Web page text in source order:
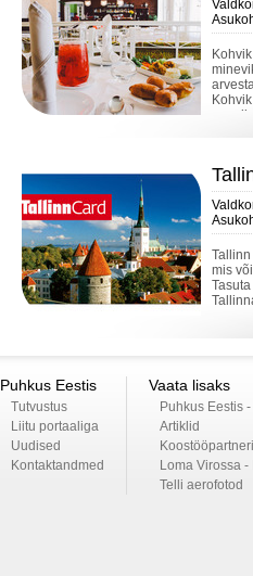
mis
Puhkus Eestis
Tutvustus
Liitu portaaliga
Uudised
Kontaktandmed
Vaata lisaks
Puhkus Eestis
Artiklid
Loma Virossa
Telli aerofotod